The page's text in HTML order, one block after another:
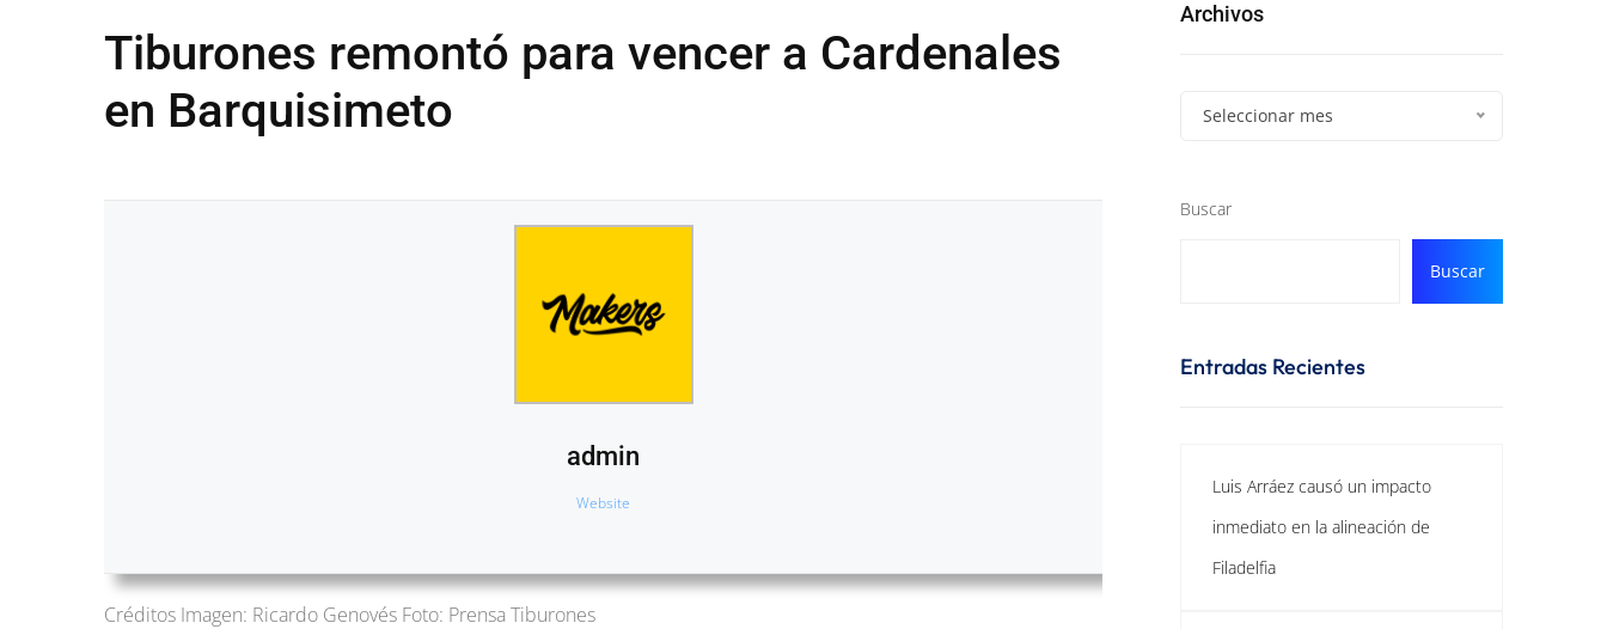
Tiburones remontó para vencer a Cardenales
en Barquisimeto
admin
Website
Créditos Imagen: Ricardo Genovés Foto: Prensa Tiburones
Archivos
Seleccionar mes
Buscar
Buscar
Entradas Recientes
Luis Arráez causó un impacto
inmediato en la alineación de
Filadelfia